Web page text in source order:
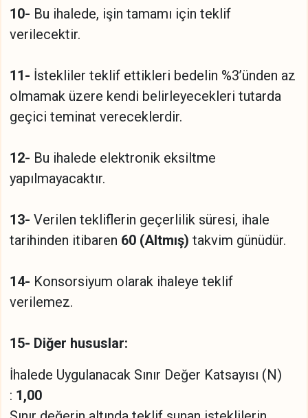
10- Bu ihalede, işin tamamı için teklif
verilecektir.
11- İstekliler teklif ettikleri bedelin %3’ünden az
olmamak üzere kendi belirleyecekleri tutarda
geçici teminat vereceklerdir.
12- Bu ihalede elektronik eksiltme
yapılmayacaktır.
13- Verilen tekliflerin geçerlilik süresi, ihale
tarihinden itibaren 60 (Altmış) takvim günüdür.
14- Konsorsiyum olarak ihaleye teklif
verilemez.
15- Diğer hususlar:
İhalede Uygulanacak Sınır Değer Katsayısı (N)
: 1,00